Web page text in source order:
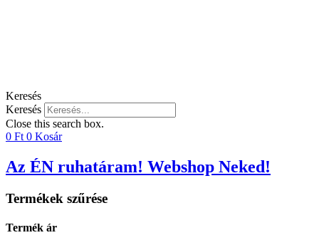
Keresés
Keresés
Close this search box.
0 Ft 0 Kosár
Az ÉN ruhatáram! Webshop Neked!
Termékek szűrése
Termék ár